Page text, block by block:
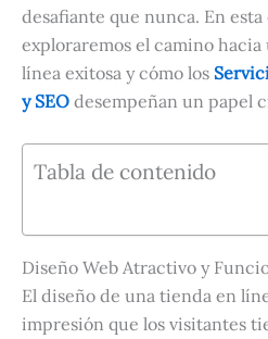
desafiante que nunca. En
exploraremos el camino
línea exitosa y cómo los
y SEO desempeñan un papel
Tabla de contenido
Diseño Web Atractivo y
El diseño de una tienda en
impresión que los visitantes